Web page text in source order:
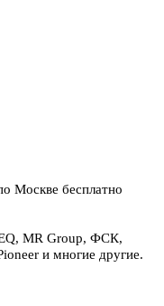
Москве бесплатно
MR Group, ФСК,
и многие другие.